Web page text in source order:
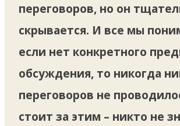
переговоров, но он
скрывается. И все мы
если нет конкретного
обсуждения, то никогда
переговоров не
стоит за этим – никто не